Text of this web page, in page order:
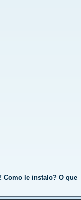
Como le instalo? O que